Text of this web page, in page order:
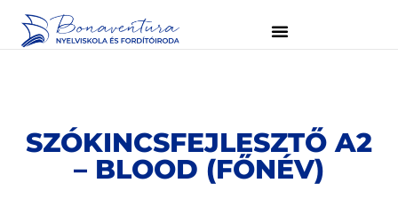
SZÓKINCSFEJLESZTŐ A2
– BLOOD (FŐNÉV)